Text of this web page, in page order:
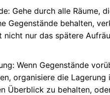
Gehe durch alle Räume,
Gegenstände behalten,
nicht nur das spätere
Wenn Gegenstände
organisiere die
Überblick zu behalten,